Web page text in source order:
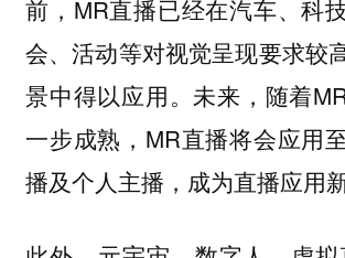
前，MR直播已经在汽车、科
会、活动等对视觉呈现要求较
景中得以应用。未来，随着
一步成熟，MR直播将会应用
播及个人主播，成为直播应用新